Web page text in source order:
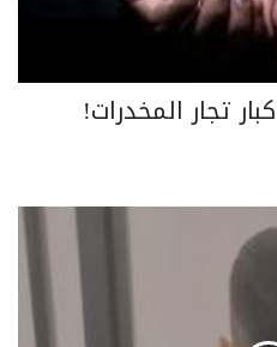
تجار المخدرات!